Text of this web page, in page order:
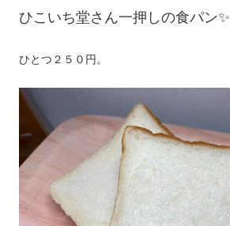
ひこいち堂さん一押しの食パン✨
ひとつ２５０円。